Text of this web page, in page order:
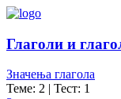
Глаголи и
Значења глагола
Теме: 2 | Тест: 1